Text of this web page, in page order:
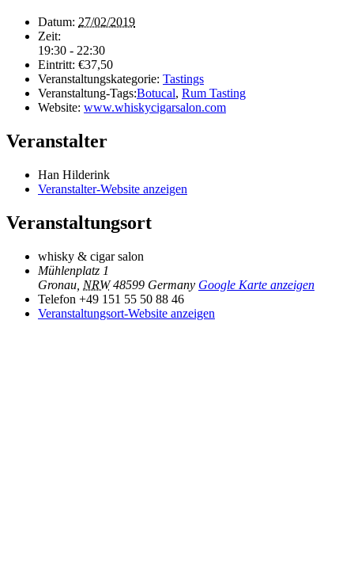
Datum: 27/02/2019
Zeit:
19:30 - 22:30
Eintritt: €37,50
Veranstaltungskategorie: Tastings
Veranstaltung-Tags:Botucal, Rum Tasting
Website: www.whiskycigarsalon.com
Veranstalter
Han Hilderink
Veranstalter-Website anzeigen
Veranstaltungsort
whisky & cigar salon
Mühlenplatz 1
Gronau NRW 48599 Germany Google Karte anzeigen
Telefon +49 151 55 50 88 46
Veranstaltungsort-Website anzeigen